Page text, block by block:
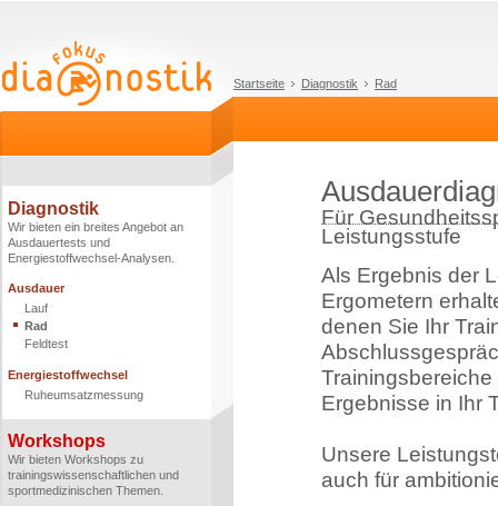
Startseite Diagnostik Rad
Diagnostik
Wir bieten ein breites Angebot an
Ausdauertests und
Energiestoffwechsel-Analysen.
Ausdauer
Lauf
Rad
Feldtest
Energiestoffwechsel
Ruheumsatzmessung
Workshops
Wir bieten Workshops zu
trainingswissenschaftlichen und
sportmedizinischen Themen.
Für
Leistungsstufe
Als Ergebnis der
Ergometern
denen Sie Ihr
Ergebnisse in Ihr
Unsere
auch für